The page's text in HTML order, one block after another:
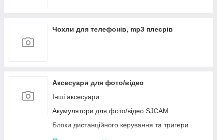
Чохли для телефонів, mp3 плеєрів
Аксесуари для фото/відео
Інші аксесуари
Акумулятори для фото/відео SJCAM
Блоки дистанційного керування та тригери